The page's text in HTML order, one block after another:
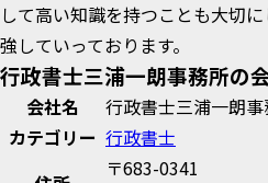
して高い知識を持つことも大切
強していっております。
行政書士三浦一朗事務所の
会社名
行政書士三浦一朗
カテゴリー 行政書士
〒683-0341